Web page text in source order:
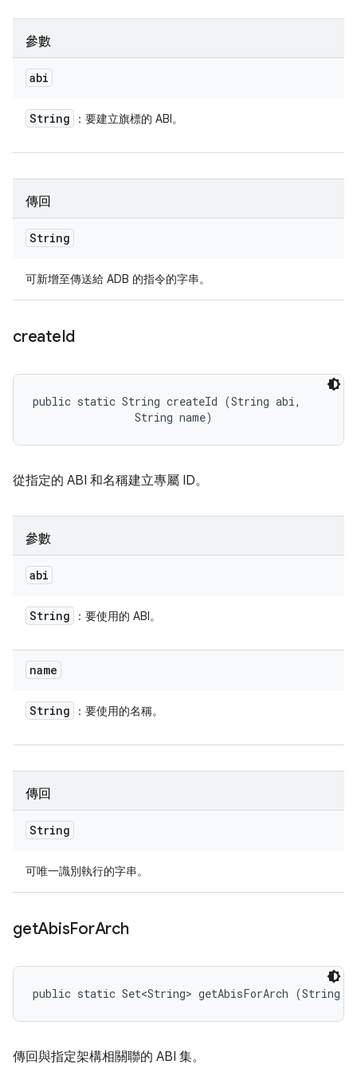
參數
abi
String ：要建立旗標的 ABI。
傳回
String
可新增至傳送給 ADB 的指令的字串。
createId
public static String createId (String abi,
                String name)
從指定的 ABI 和名稱建立專屬 ID。
參數
abi
String ：要使用的 ABI。
name
String ：要使用的名稱。
傳回
String
可唯一識別執行的字串。
getAbisForArch
public static Set<String> getAbisForArch (String
傳回與指定架構相關聯的 ABI 集。